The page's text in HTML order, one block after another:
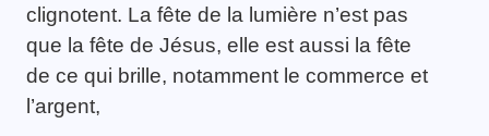
clignotent. La fête de la lumière n’est pas
que la fête de Jésus, elle est aussi la fête
de ce qui brille, notamment le commerce et
l’argent,